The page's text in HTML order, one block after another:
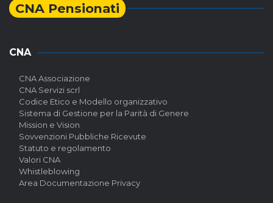
CNA Pensionati
CNA
CNA Associazione
CNA Servizi scrl
Codice Etico e Modello organizzativo
Sistema di Gestione per la Parità di Genere
Mission e Vision
Sovvenzioni Pubbliche Ricevute
Statuto e regolamento
Valori CNA
Whistleblowing
Area Documentazione Privacy